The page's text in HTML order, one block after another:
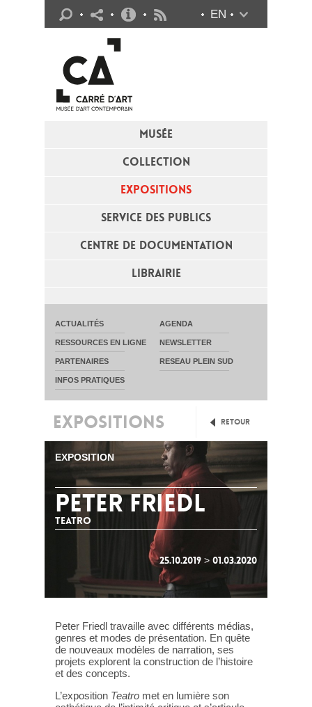
MUSÉE
COLLECTION
EXPOSITIONS
SERVICE DES PUBLICS
CENTRE DE DOCUMENTATION
LIBRAIRIE
EN
ACTUALITÉS AGENDA
RESSOURCES EN LIGNE NEWSLETTER
PARTENAIRES RESEAU PLEIN SUD
INFOS PRATIQUES
Infos pratiques
EXPOSITIONS Retour
EXPOSITION
PETER FRIEDL
Teatro
25.10.2019 > 01.03.2020
Peter Friedl travaille avec différents médias,
genres et modes de présentation. En quête
de nouveaux modèles de narration, ses
projets explorent la construction de l’histoire
et des concepts.
L’exposition Teatro met en lumière son